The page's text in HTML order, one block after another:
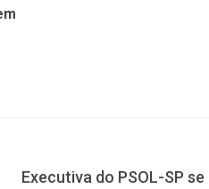
Executiva do PSOL-SP